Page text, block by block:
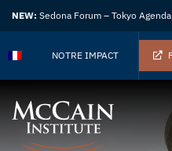
NEW: Sedona Forum – Tokyo
NOTRE IMPACT